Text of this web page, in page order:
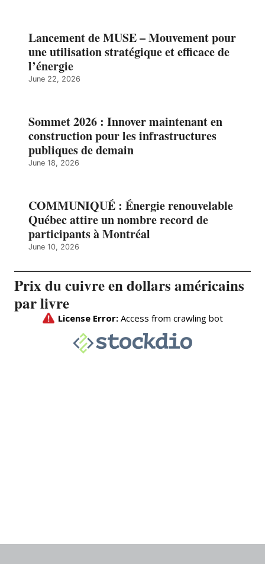
Lancement de MUSE – Mouvement pour
une utilisation stratégique et efficace de
l’énergie
June 22, 2026
Sommet 2026 : Innover maintenant en
construction pour les infrastructures
publiques de demain
June 18, 2026
COMMUNIQUÉ : Énergie renouvelable
Québec attire un nombre record de
participants à Montréal
June 10, 2026
Prix du cuivre en dollars américains
par livre